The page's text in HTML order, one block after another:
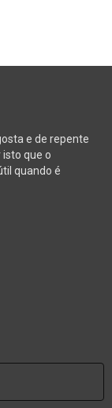
e de repente
que o
quando é